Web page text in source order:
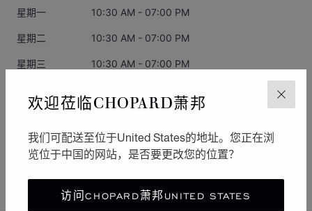
关闭
欢迎莅临CHOPARD萧邦
我们可配送至位于United States的地址。您正在浏
览位于中国的网站，是否要更改您的位置？
访问CHOPARD萧邦UNITED STATES
星期一 10:30 AM - 07:00 PM
星期二 10:30 AM - 07:00 PM
星期三 10:30 AM - 07:00 PM
星期六 10:30 AM - 07:00 PM